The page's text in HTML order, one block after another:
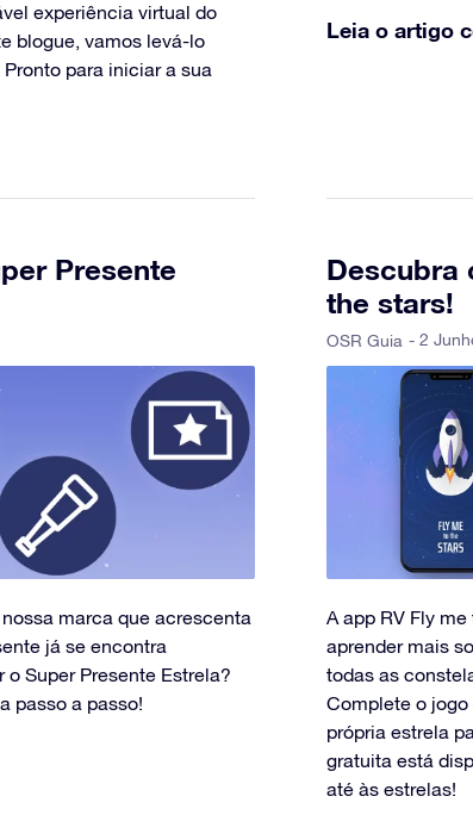
experiência virtual do
blogue, vamos levá-lo
para iniciar a sua
Leia o artigo
Presente
marca que acrescenta
já se encontra
Super Presente Estrela?
passo a passo!
Descubra
the stars!
OSR Guia - 2
A app RV Fly
aprender mais
todas as
Complete o jogo
própria estrela
gratuita está
até às estrelas!